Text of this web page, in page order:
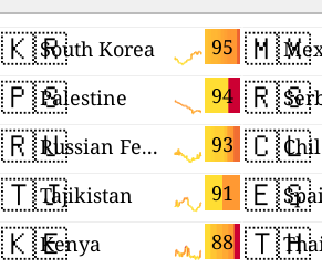
🇰🇷 95
South Korea
🇵🇸 94
Palestine
🇷🇺 93
Russian Federation
🇹🇯 91
Tajikistan
🇰🇪 88
Kenya
🇲🇽
🇷🇸
🇨🇱
🇪🇸
🇹🇭